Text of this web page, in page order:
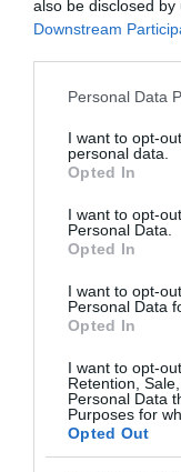
also be disclosed
Downstream
Please note that
not limited to your
grant or deny
use your data for
consent section.
Personal Data
I want to opt-
personal data.
Opted In
I want to opt-
Personal Data.
Opted In
I want to opt-
Personal Data
Opted In
I want to opt-
Retention,
Personal Data
Purposes for
Opted Out
Stavros S,
Detection and
Trimester
Content during
Growth.
Machairiotis N,
Maroudias G,
Drakakis P,
Nerve Growth
Trimester
Patterns. J Clin
Loukas N,
V, Mina A,
Valsamakis G,